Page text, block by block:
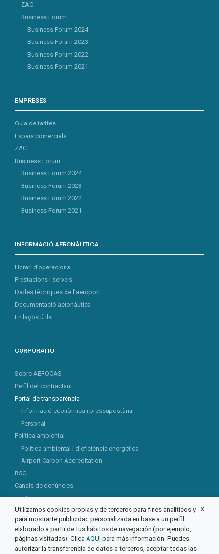
ZAC
Business Forum
Business Forum 2024
Business Forum 2023
Business Forum 2022
Business Forum 2021
EMPRESES
Guia de tarifes
Espais comercials
ZAC
Business Forum
Business Forum 2024
Business Forum 2023
Business Forum 2022
Business Forum 2021
INFORMACIÓ AERONÀUTICA
Horari d’operacions
Prestacions i serveis
Dades tècniques de l’aeroport
Documentació aeronàutica
Enllaços útils
CORPORATIU
Sobre AEROCAS
Perfil del contractant
Portal de transparència
Informació econòmica i pressupostària
Personal
Política ambiental
Política ambiental i d’eficiència energètica
Airport Carbon Accreditation
RSC
Canals de denúncies
Intern
Extern
X
Utilizamos cookies propias y de terceros para fines analíticos y
para mostrarte publicidad personalizada en base a un perfil
elaborado a partir de tus hábitos de navegación (por ejemplo,
páginas visitadas). Clica AQUÍ para más información. Puedes
autorizar la transferencia de datos a terceros, aceptar todas las